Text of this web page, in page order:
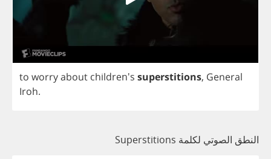
to worryabout children's superstitions, General
Iroh.
النطق الصوتي لكلمة Superstitions